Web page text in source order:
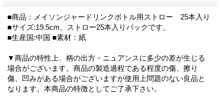
■商品：メイソンジャードリンクボトル用ストロー 25本入り
■サイズ:19.5cm、ストロー25本入りパックです。
■生産国:中国 ■素材：紙
▼商品の特性上、柄の出方・ニュアンスに多少の差が生じる
場合がございます。商品の製造過程である程度の傷、擦り
傷、凹みがある場合がございますが使用上問題のない良品と
なります。本商品の特徴としてご了承下さい。